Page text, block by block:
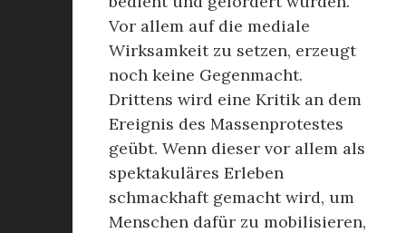
Vor allem auf die mediale
Wirksamkeit zu setzen, erzeugt
noch keine Gegenmacht.
Drittens wird eine Kritik an dem
Ereignis des Massenprotestes
geübt. Wenn dieser vor allem als
spektakuläres Erleben
schmackhaft gemacht wird, um
Menschen dafür zu mobilisieren,